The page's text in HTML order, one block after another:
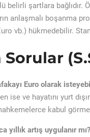
belirli şartlara bağlıdır.
anlaşmalı boşanma
vb.) hükmedebilir.
Euro olarak
ise ve hayatını yurt
kabul
yıllık artış uygulanır mı?